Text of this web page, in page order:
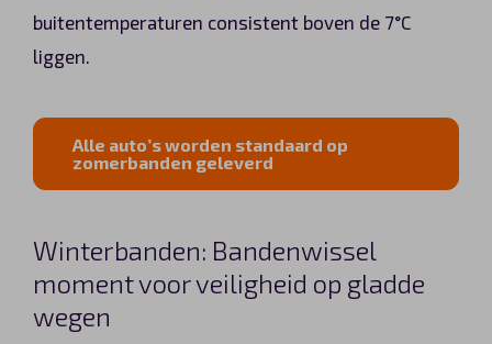
buitentemperaturen consistent boven de 7°C
liggen.
Alle auto’s worden standaard op
zomerbanden geleverd
Winterbanden: Bandenwissel
moment voor veiligheid op gladde
wegen